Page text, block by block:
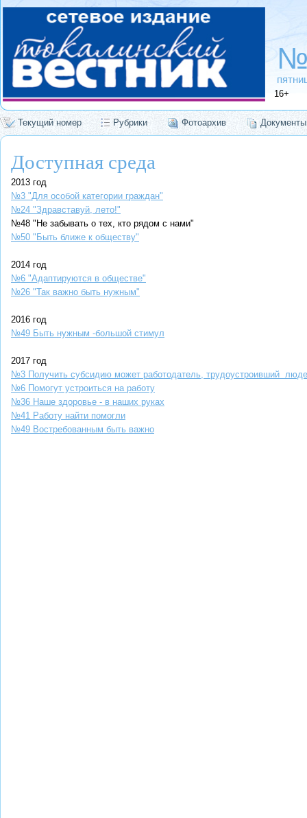
16+
Текущий номер Рубрики Фотоархив Документы
Доступная среда
2013 год
№3 "Для особой категории граждан"
№24 "Здравставуй, лето!"
№48 "Не забывать о тех, кто рядом с нами"
№50 "Быть ближе к обществу"
2014 год
№6 "Адаптируются в обществе"
№26 "Так важно быть нужным"
2016 год
№49 Быть нужным -большой стимул
2017 год
№3 Получить субсидию может работодатель, трудоустроивший
№6 Помогут устроиться на работу
№36 Наше здоровье - в наших руках
№41 Работу найти помогли
№49 Востребованным быть важно